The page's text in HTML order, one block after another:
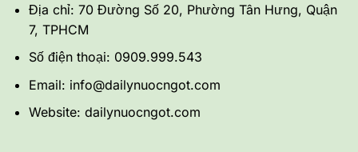
Địa chỉ: 70 Đường Số 20, Phường Tân Hưng, Quận
7, TPHCM
Số điện thoại: 0909.999.543
Email: info@dailynuocngot.com
Website: dailynuocngot.com